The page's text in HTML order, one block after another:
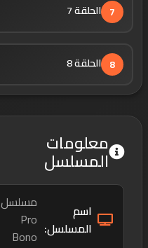
7 الحلقة 7
8 الحلقة 8
معلومات
المسلسل
اسم
المسلسل:
مسلسل
Pro
Bono